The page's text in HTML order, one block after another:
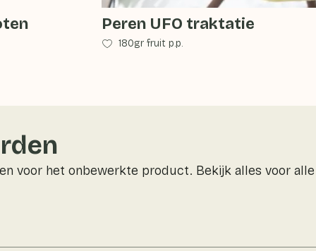
Peren UFO traktatie
180gr fruit p.p.
voor het onbewerkte product. Bekijk alles voor